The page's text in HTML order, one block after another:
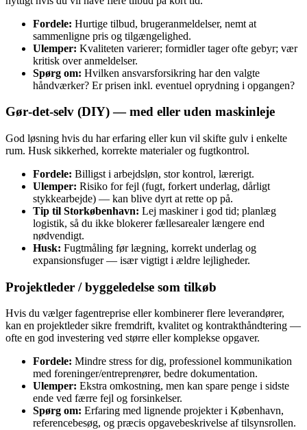
Fordele: Hurtige tilbud, brugeranmeldelser, nemt at
sammenligne pris og tilgængelighed.
Ulemper: Kvaliteten varierer; formidler tager ofte gebyr; vær
kritisk over anmeldelser.
Spørg om: Hvilken ansvarsforsikring har den valgte
håndværker? Er prisen inkl. eventuel oprydning i opgangen?
Gør‑det‑selv (DIY) — med eller uden maskinleje
God løsning hvis du har erfaring eller kun vil skifte gulv i enkelte
rum. Husk sikkerhed, korrekte materialer og fugtkontrol.
Fordele: Billigst i arbejdsløn, stor kontrol, lærerigt.
Ulemper: Risiko for fejl (fugt, forkert underlag, dårligt
stykkearbejde) — kan blive dyrt at rette op på.
Tip til Storkøbenhavn: Lej maskiner i god tid; planlæg
logistik, så du ikke blokerer fællesarealer længere end
nødvendigt.
Husk: Fugtmåling før lægning, korrekt underlag og
expansionsfuger — især vigtigt i ældre lejligheder.
Projektleder / byggeledelse som tilkøb
Hvis du vælger fagentreprise eller kombinerer flere leverandører,
kan en projektleder sikre fremdrift, kvalitet og kontrakthåndtering —
ofte en god investering ved større eller komplekse opgaver.
Fordele: Mindre stress for dig, professionel kommunikation
med foreninger/entreprenører, bedre dokumentation.
Ulemper: Ekstra omkostning, men kan spare penge i sidste
ende ved færre fejl og forsinkelser.
Spørg om: Erfaring med lignende projekter i København,
referencebesøg, og præcis opgavebeskrivelse af tilsynsrollen.